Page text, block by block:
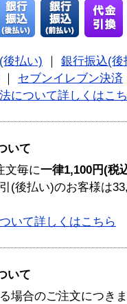
後払い)
銀行振込(後
セブンイレブン決済
について詳しくはこ
いて
文毎に一律1,100円(税
(後払い)のお客様は
いて詳しくはこちら
いて
場合のご注文につき